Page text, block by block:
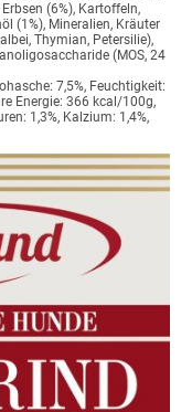
(6%), Kartoffeln,
(1%), Mineralien, Kräuter
Thymian, Petersilie),
(MOS, 24
7,5%, Feuchtigkeit:
Energie: 366 kcal/100g,
1,3%, Kalzium: 1,4%,